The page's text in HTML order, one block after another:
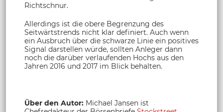
Richtschnur.
Allerdings ist die obere Begrenzung des
Seitwärtstrends nicht klar definiert. Auch wenn
ein Ausbruch über die schwarze Linie ein positives
Signal darstellen würde, sollten Anleger dann
noch die darüber verlaufenden Hochs aus den
Jahren 2016 und 2017 im Blick behalten.
Über den Autor: Michael Jansen ist